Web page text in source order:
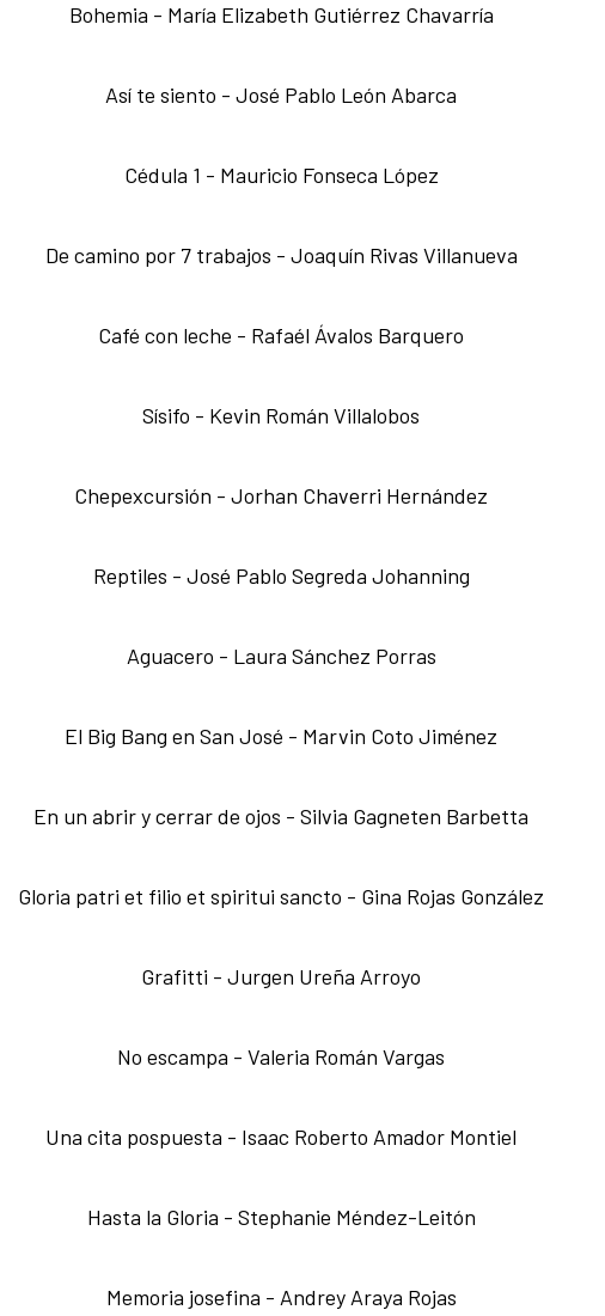
Bohemia - María Elizabeth Gutiérrez Chavarría
Así te siento - José Pablo León Abarca
Cédula 1 - Mauricio Fonseca López
De camino por 7 trabajos - Joaquín Rivas Villanueva
Café con leche - Rafaél Ávalos Barquero
Sísifo - Kevin Román Villalobos
Chepexcursión - Jorhan Chaverri Hernández
Reptiles - José Pablo Segreda Johanning
Aguacero - Laura Sánchez Porras
El Big Bang en San José - Marvin Coto Jiménez
En un abrir y cerrar de ojos - Silvia Gagneten Barbetta
Gloria patri et filio et spiritui sancto - Gina Rojas González
Grafitti - Jurgen Ureña Arroyo
No escampa - Valeria Román Vargas
Una cita pospuesta - Isaac Roberto Amador Montiel
Hasta la Gloria - Stephanie Méndez-Leitón
Memoria josefina - Andrey Araya Rojas